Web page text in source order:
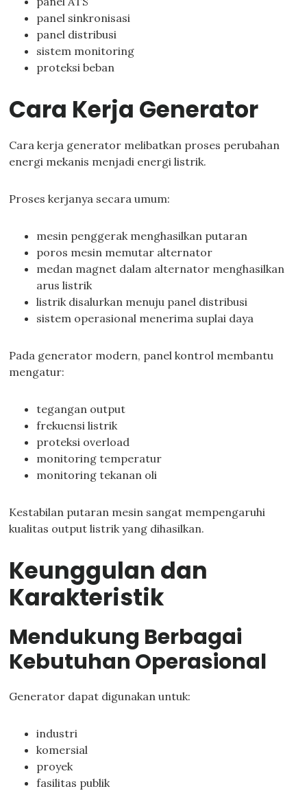
panel sinkronisasi
panel distribusi
sistem monitoring
proteksi beban
Cara Kerja Generator
Cara kerja generator melibatkan proses perubahan
energi mekanis menjadi energi listrik.
Proses kerjanya secara umum:
mesin penggerak menghasilkan putaran
poros mesin memutar alternator
medan magnet dalam alternator menghasilkan
arus listrik
listrik disalurkan menuju panel distribusi
sistem operasional menerima suplai daya
Pada generator modern, panel kontrol membantu
mengatur:
tegangan output
frekuensi listrik
proteksi overload
monitoring temperatur
monitoring tekanan oli
Kestabilan putaran mesin sangat mempengaruhi
kualitas output listrik yang dihasilkan.
Keunggulan dan
Karakteristik
Mendukung Berbagai
Kebutuhan Operasional
Generator dapat digunakan untuk:
industri
komersial
proyek
fasilitas publik